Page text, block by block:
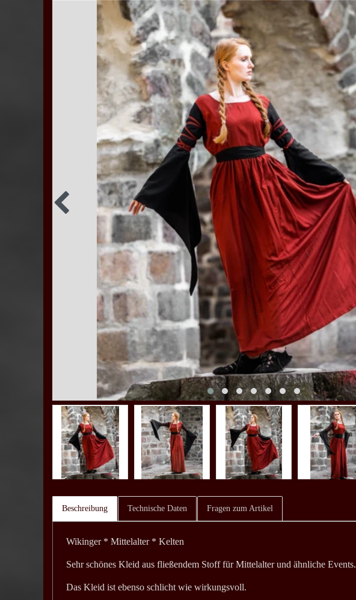
Beschreibung Technische Daten Fragen zum Artikel
Wikinger * Mittelalter * Kelten
Sehr schönes Kleid aus fließendem Stoff für Mittelalter und ähnliche Events.
Das Kleid ist ebenso schlicht wie wirkungsvoll.